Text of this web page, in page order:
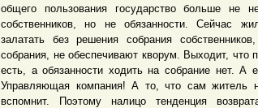
общего пользования государство больше не
собственников, но не обязанности. Сейчас
залатать без решения собрания
собрания, не обеспечивают кворум. Выходит, что
есть, а обязанности ходить на собрание нет. А
Управляющая компания! А то, что сам житель
вспомнит. Поэтому налицо тенденция